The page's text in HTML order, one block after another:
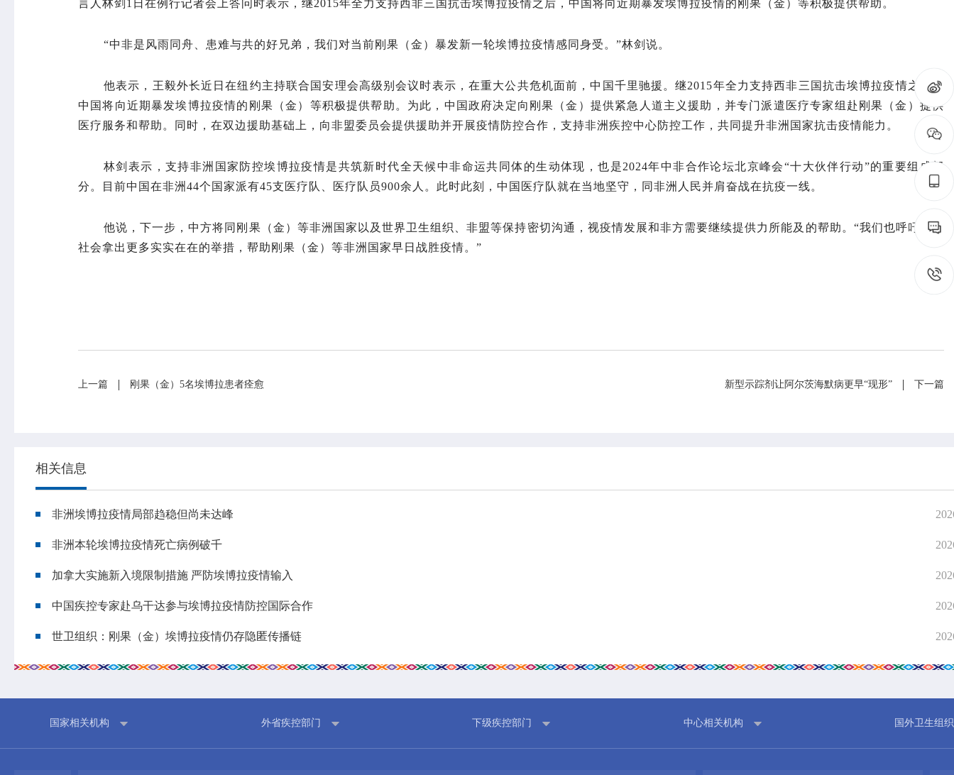
专业服务
政策法规
基本公共卫生服务
科研培训
科研工作
政务
财政预
信息公
言人林剑1日在例行记者会上答问时表示，继2015年全力支持西非三国抗击埃博拉疫情之后，中国将向近期暴发埃博拉疫情的刚果（金）等积极提供帮助。
“中非是风雨同舟、患难与共的好兄弟，我们对当前刚果（金）暴发新一轮埃博拉疫情感同身受。”林剑说。
他表示，王毅外长近日在纽约主持联合国安理会高级别会议时表示，在重大公共危机面前，中国千里驰援。继2015年全力支持西非三国抗击埃博拉疫情之后，
中国将向近期暴发埃博拉疫情的刚果（金）等积极提供帮助。为此，中国政府决定向刚果（金）提供紧急人道主义援助，并专门派遣医疗专家组赴刚果（金）提供
医疗服务和帮助。同时，在双边援助基础上，向非盟委员会提供援助并开展疫情防控合作，支持非洲疾控中心防控工作，共同提升非洲国家抗击疫情能力。
林剑表示，支持非洲国家防控埃博拉疫情是共筑新时代全天候中非命运共同体的生动体现，也是2024年中非合作论坛北京峰会“十大伙伴行动”的重要组成部
分。目前中国在非洲44个国家派有45支医疗队、医疗队员900余人。此时此刻，中国医疗队就在当地坚守，同非洲人民并肩奋战在抗疫一线。
他说，下一步，中方将同刚果（金）等非洲国家以及世界卫生组织、非盟等保持密切沟通，视疫情发展和非方需要继续提供力所能及的帮助。“我们也呼吁国际
社会拿出更多实实在在的举措，帮助刚果（金）等非洲国家早日战胜疫情。”
上一篇 刚果（金）5名埃博拉患者痊愈 新型示踪剂让阿尔茨海默病更早“现形” 下一篇
相关信息
非洲埃博拉疫情局部趋稳但尚未达峰
非洲本轮埃博拉疫情死亡病例破千
加拿大实施新入境限制措施 严防埃博拉疫情输入
中国疾控专家赴乌干达参与埃博拉疫情防控国际合作
世卫组织：刚果（金）埃博拉疫情仍存隐匿传播链
国家相关机构 外省疾控部门 下级疾控部门 中心相关机构 国外卫生组织